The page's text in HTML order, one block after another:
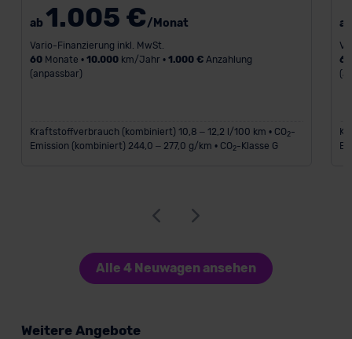
ab 1.005 €/Monat
Vario-Finanzierung inkl. MwSt.
60Monate • 10.000km/Jahr • 1.000 €Anzahlung
(anpassbar)
Kraftstoffverbrauch (kombiniert) 10,8 – 12,2 l/100 km • CO2-
Emission (kombiniert) 244,0 – 277,0 g/km • CO2-Klasse G
60
Alle 4 Neuwagen ansehen
Weitere Angebote